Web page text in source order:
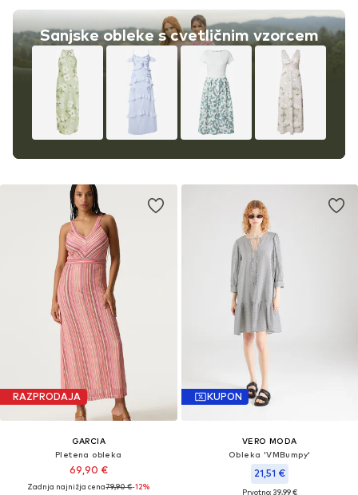
Sanjske obleke s cvetličnim vzorcem
RAZPRODAJA
GARCIA
Pletena obleka
69,90 €
Zadnja najnižja cena79,90 €-12%
KUPON
VERO MODA
Obleka 'VMBumpy'
21,51 €
Prvotno: 39,99 €